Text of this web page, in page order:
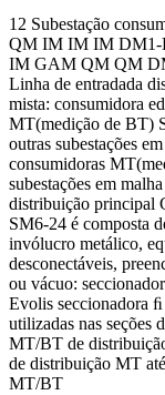
12 Subestação
QM IM IM IM
IM GAM QM QM
Linha de entradada
mista: consumidora
MT(medição de BT)
outras subestações
consumidoras
subestações em
distribuição principal
SM6-24 é composta
invólucro metálico,
desconectáveis,
ou vácuo:
Evolis seccionadora
utilizadas nas seções
MT/BT de
de distribuição MT
MT/BT